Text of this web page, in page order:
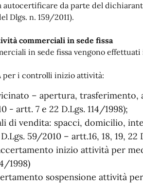
autocertificare da parte del
Dlgs. n. 159/2011).
commerciali in sede fissa
in sede fissa vengono
per i controlli inizio attività:
– apertura, trasferimento,
- artt. 7 e 22 D.Lgs. 114/1998);
di vendita: spacci, domicilio,
59/2010 – artt.16, 18, 19, 22
inizio attività per
1998)
sospensione attività